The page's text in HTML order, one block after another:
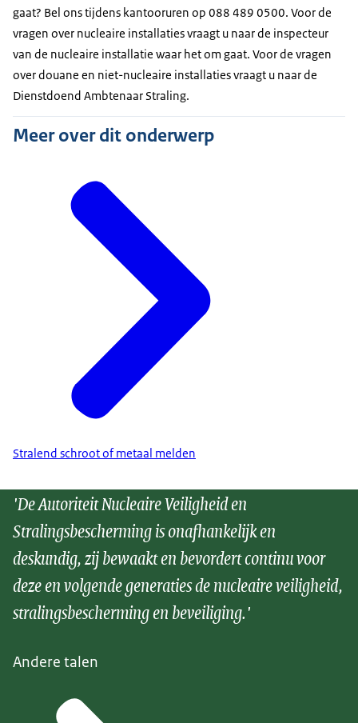
gaat? Bel ons tijdens kantooruren op 088 489 0500. Voor de
vragen over nucleaire installaties vraagt u naar de inspecteur
van de nucleaire installatie waar het om gaat. Voor de vragen
over douane en niet-nucleaire installaties vraagt u naar de
Dienstdoend Ambtenaar Straling.
Meer over dit onderwerp
Stralend schroot of metaal melden
'De Autoriteit Nucleaire Veiligheid en
Stralingsbescherming is onafhankelijk en
deskundig, zij bewaakt en bevordert continu voor
deze en volgende generaties de nucleaire veiligheid,
stralingsbescherming en beveiliging.'
Andere talen